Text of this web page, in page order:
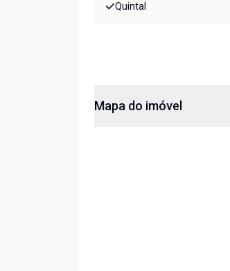
Quintal
Mapa do imóvel